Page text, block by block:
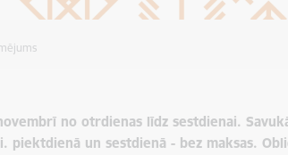
no otrdienas līdz sestdienai.
un sestdienā - bez maksas.